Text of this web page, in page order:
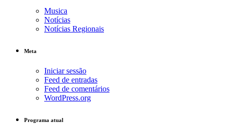
Musica
Notícias
Notícias Regionais
Meta
Iniciar sessão
Feed de entradas
Feed de comentários
WordPress.org
Programa atual